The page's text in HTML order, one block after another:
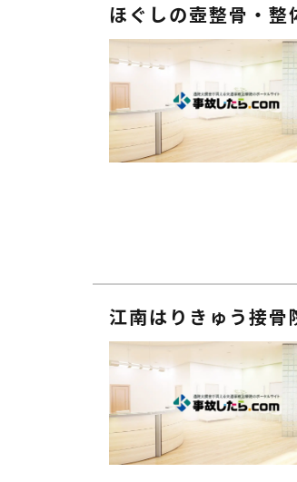
ほぐしの壺整骨・整
江南はりきゅう接骨